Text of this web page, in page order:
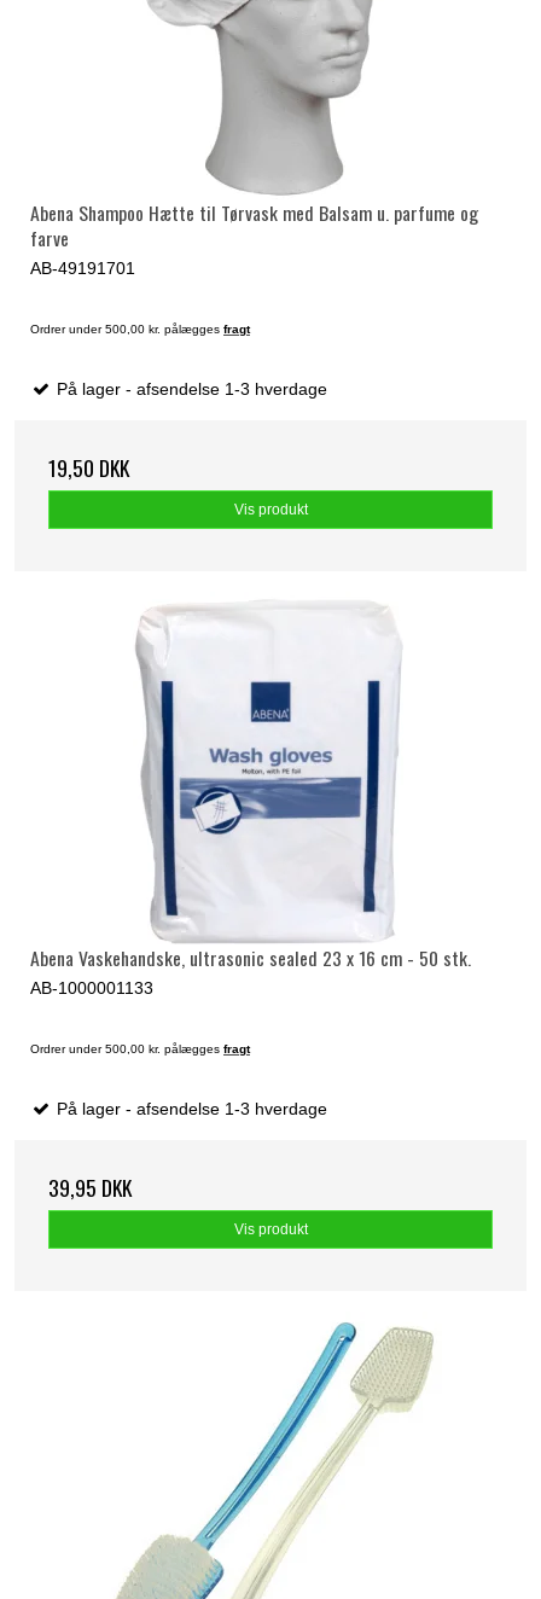
Abena Shampoo Hætte til Tørvask med Balsam u. parfume og
farve
AB-49191701
Ordrer under 500,00 kr. pålægges fragt
På lager - afsendelse 1-3 hverdage
19,50 DKK
Vis produkt
Abena Vaskehandske, ultrasonic sealed 23 x 16 cm - 50 stk.
AB-1000001133
Ordrer under 500,00 kr. pålægges fragt
På lager - afsendelse 1-3 hverdage
39,95 DKK
Vis produkt